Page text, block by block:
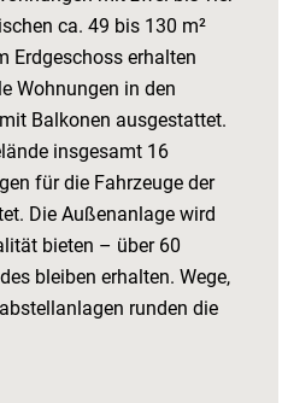
ca. 49 bis 130 m²
Erdgeschoss erhalten
Wohnungen in den
Balkonen ausgestattet.
insgesamt 16
für die Fahrzeuge der
Die Außenanlage wird
bieten – über 60
bleiben erhalten. Wege,
runden die